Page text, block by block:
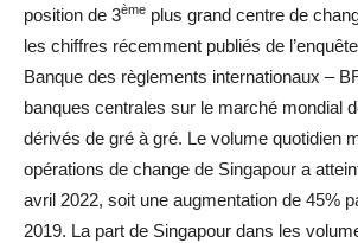
position de 3ème plus grand centre de
les chiffres récemment publiés de
Banque des règlements internationaux –
banques centrales sur le marché mondial
dérivés de gré à gré. Le volume quotidien
opérations de change de Singapour a
avril 2022, soit une augmentation de 45%
2019. La part de Singapour dans les